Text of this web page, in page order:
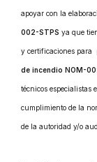
apoyar con la
002-STPS ya que
y certificaciones para
de incendio NOM-
técnicos especialistas
cumplimiento de la
de la autoridad y/o